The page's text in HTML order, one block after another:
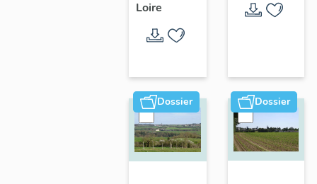
l'opération
Loire
Dossier Dossier